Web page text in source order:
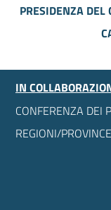
PRESIDENZA
IN
CONFERENZA DEI
REGIONI/